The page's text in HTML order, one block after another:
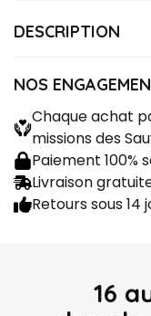
DESCRIPTION
Matière : 100%
Pyjama deux
pantalon
NOS
Chaque achat
missions des
Paiement 100%
Livraison
Retours sous 14
16